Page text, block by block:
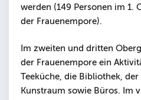
werden (149 Personen im 1.
der Frauenempore).
Im zweiten und dritten
der Frauenempore ein
Teeküche, die Bibliothek,
Kunstraum sowie Büros. Im